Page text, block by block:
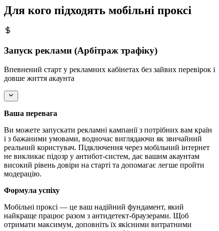
Для кого підходять мобільні проксі
Запуск реклами (Арбітраж трафіку)
Впевнений старт у рекламних кабінетах без зайвих перевірок і
довше життя акаунта
Ваша перевага
Ви можете запускати рекламні кампанії з потрібних вам країн
і з бажаними умовами, водночас виглядаючи як звичайний
реальний користувач. Підключення через мобільний інтернет
не викликає підозр у антибот-систем, дає вашим акаунтам
високий рівень довіри на старті та допомагає легше пройти
модерацію.
Формула успіху
Мобільні проксі — це ваш надійний фундамент, який
найкраще працює разом з антидетект-браузерами. Щоб
отримати максимум, доповніть їх якісними витратними